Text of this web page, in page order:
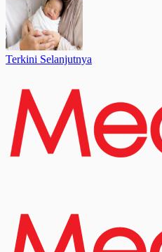
Terkini Selanjutnya